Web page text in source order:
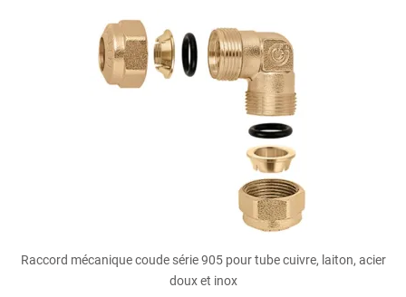
Raccord mécanique coude série 905 pour tube cuivre, laiton, acier
doux et inox